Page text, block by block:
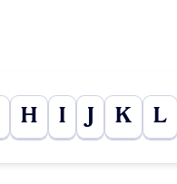
H I K L